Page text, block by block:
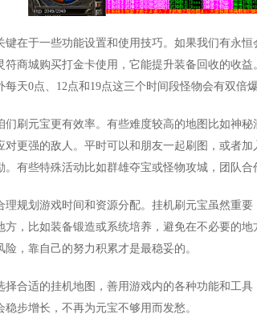
键在于一些功能设置和使用技巧。如果我们有永
符商城购买打金卡使用，它能提升装备回收的收
天0点、12点和19点这三个时间段怪物会有双倍
们刷元宝更有效率。有些难度较高的地图比如神
对更强的敌人。平时可以和朋友一起刷图，或者
。有些特殊活动比如群雄夺宝或怪物攻城，团队合
理规划游戏时间和资源分配。挂机刷元宝虽然重
方，比如装备锻造或系统培养，避免在不必要的
，靠自己的努力积累才是最稳妥的。
择合适的挂机地图，善用游戏内的各种功能和工
步增长，不再为元宝不够用而发愁。